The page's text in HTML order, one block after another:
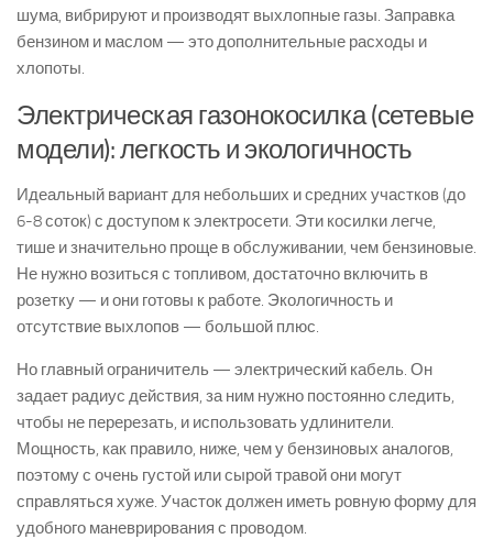
шума, вибрируют и производят выхлопные газы. Заправка
бензином и маслом — это дополнительные расходы и
хлопоты.
Электрическая газонокосилка (сетевые
модели): легкость и экологичность
Идеальный вариант для небольших и средних участков (до
6-8 соток) с доступом к электросети. Эти косилки легче,
тише и значительно проще в обслуживании, чем бензиновые.
Не нужно возиться с топливом, достаточно включить в
розетку — и они готовы к работе. Экологичность и
отсутствие выхлопов — большой плюс.
Но главный ограничитель — электрический кабель. Он
задает радиус действия, за ним нужно постоянно следить,
чтобы не перерезать, и использовать удлинители.
Мощность, как правило, ниже, чем у бензиновых аналогов,
поэтому с очень густой или сырой травой они могут
справляться хуже. Участок должен иметь ровную форму для
удобного маневрирования с проводом.